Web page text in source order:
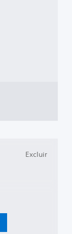
Excluir